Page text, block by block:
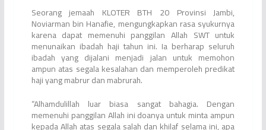
Seorang jemaah KLOTER BTH 20 Provinsi Jambi,
Noviarman bin Hanafie, mengungkapkan rasa syukurnya
karena dapat memenuhi panggilan Allah SWT untuk
menunaikan ibadah haji tahun ini. Ia berharap seluruh
ibadah yang dijalani menjadi jalan untuk memohon
ampun atas segala kesalahan dan memperoleh predikat
haji yang mabrur dan mabrurah.
“Alhamdulillah luar biasa sangat bahagia. Dengan
memenuhi panggilan Allah ini doanya untuk minta ampun
kepada Allah atas segala salah dan khilaf selama ini, apa